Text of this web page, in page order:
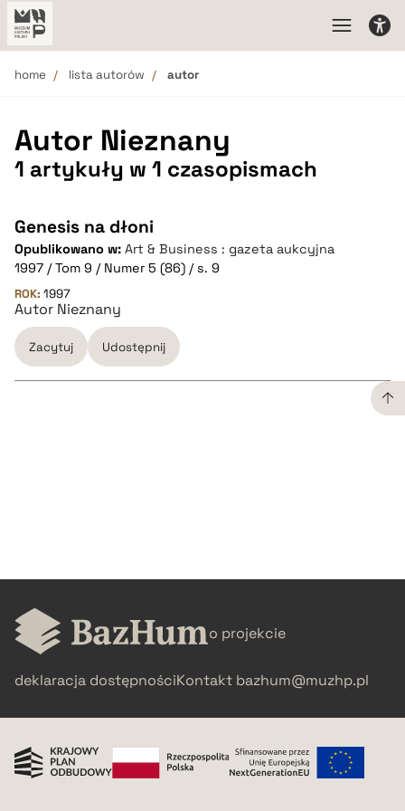
home lista autorów autor
Autor Nieznany
1 artykuły w 1 czasopismach
Genesis na dłoni
Opublikowano w: Art & Business : gazeta aukcyjna
1997 / Tom 9 / Numer 5 (86) / s. 9
ROK: 1997
Autor Nieznany
Zacytuj Udostępnij
o projekcie
deklaracja dostępnościKontakt bazhum@muzhp.pl